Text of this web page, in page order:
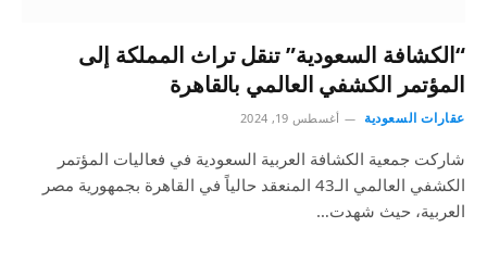
“الكشافة السعودية” تنقل تراث المملكة إلى
المؤتمر الكشفي العالمي بالقاهرة
عقارات السعودية أغسطس 19, 2024
شاركت جمعية الكشافة العربية السعودية في فعاليات المؤتمر
الكشفي العالمي الـ43 المنعقد حالياً في القاهرة بجمهورية مصر
العربية، حيث شهدت…